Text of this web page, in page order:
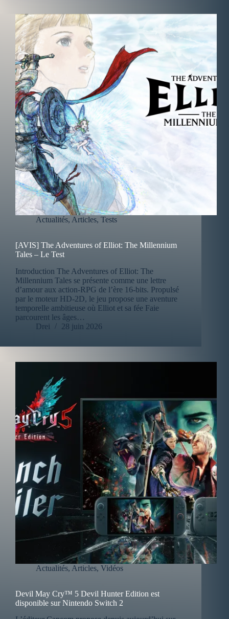
Actualités, Articles, Tests
[AVIS] The Adventures of Elliot: The Millennium
Tales – Le Test
Introduction The Adventures of Elliot: The
Millennium Tales se présente comme une lettre
d’amour aux action-RPG de l’ère 16-bits. Propulsé
par le moteur HD-2D, le jeu propose une aventure
temporelle ambitieuse où Elliot et sa fée Faie
parcourent les âges…
Drei
28 juin 2026
Actualités, Articles, Vidéos
Devil May Cry™ 5 Devil Hunter Edition est
disponible sur Nintendo Switch 2